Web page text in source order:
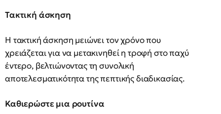
Τακτική άσκηση
Η τακτική άσκηση μειώνει τον χρόνο που
χρειάζεται για να μετακινηθεί η τροφή στο παχύ
έντερο, βελτιώνοντας τη συνολική
αποτελεσματικότητα της πεπτικής διαδικασίας.
Καθιερώστε μια ρουτίνα